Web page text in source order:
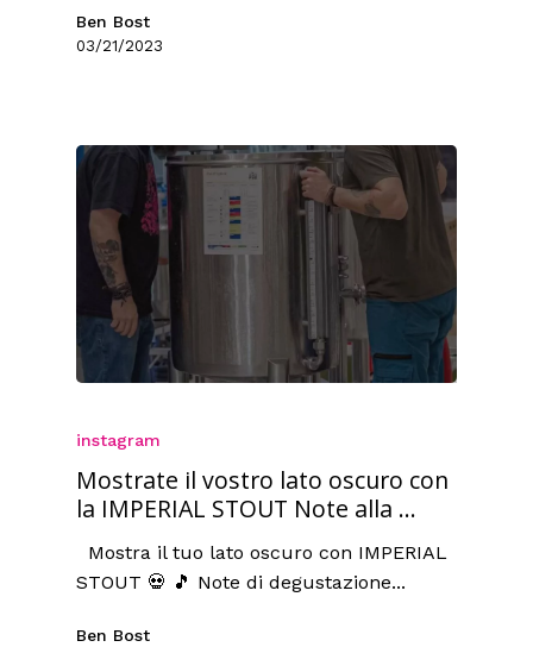
Ben Bost
03/21/2023
instagram
Mostrate il vostro lato oscuro con
la IMPERIAL STOUT Note alla ...
Mostra il tuo lato oscuro con IMPERIAL
STOUT 💀 🎵 Note di degustazione...
Ben Bost